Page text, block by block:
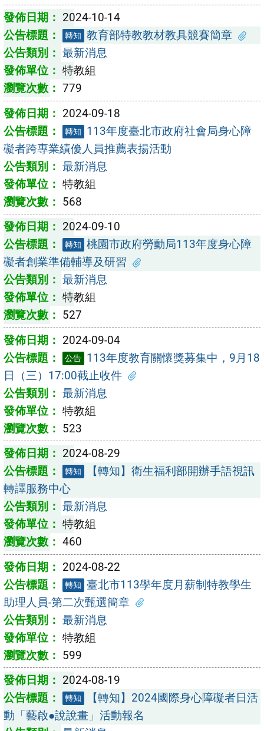
2024-10-14
轉知 教育部特教教材教具競賽簡章
最新消息
特教組
779
2024-09-18
轉知
113年度臺北市政府社會局身心障
礙者跨專業績優人員推薦表揚活動
最新消息
特教組
568
2024-09-10
轉知 桃園市政府勞動局113年度身心障
礙者創業準備輔導及研習
最新消息
特教組
527
2024-09-04
公告 113年度教育關懷獎募集中，9月18
日（三）17:00截止收件
最新消息
特教組
523
2024-08-29
轉知
【轉知】衛生福利部開辦手語視訊
轉譯服務中心
最新消息
特教組
460
2024-08-22
轉知 臺北市113學年度月薪制特教學生
助理人員-第二次甄選簡章
最新消息
特教組
599
2024-08-19
轉知
【轉知】2024國際身心障礙者日活
動「藝啟●說說畫」活動報名